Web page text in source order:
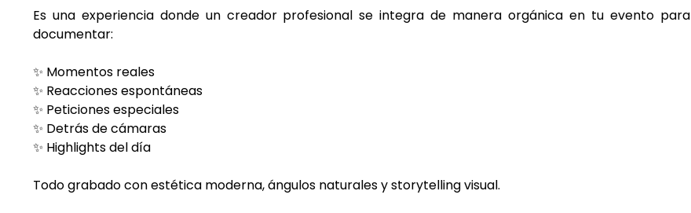
Es una experiencia donde un creador profesional se integra de manera orgánica en tu evento para
documentar:
✨ Momentos reales
✨ Reacciones espontáneas
✨ Peticiones especiales
✨ Detrás de cámaras
✨ Highlights del día
Todo grabado con estética moderna, ángulos naturales y storytelling visual.